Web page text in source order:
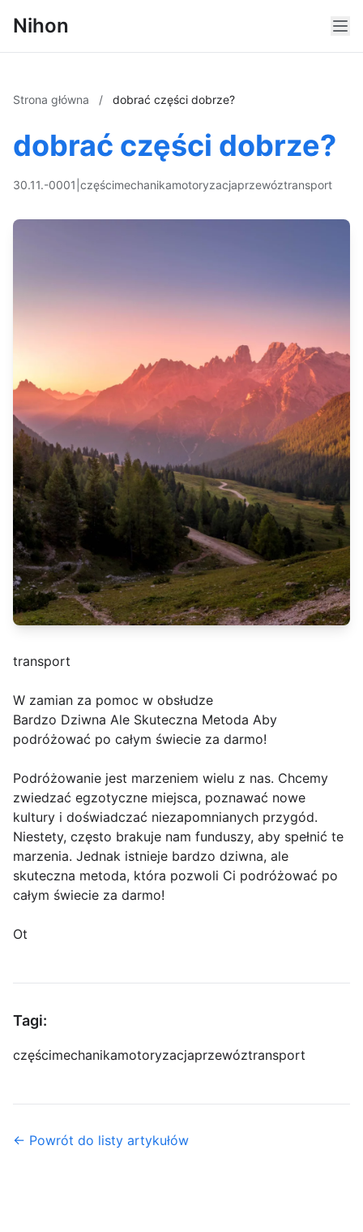
Nihon
Strona główna / dobrać części dobrze?
dobrać części dobrze?
30.11.-0001 częścimechanikamotoryzacjaprzewóztransport
transport
W zamian za pomoc w obsłudze
Bardzo Dziwna Ale Skuteczna Metoda Aby
podróżować po całym świecie za darmo!
Podróżowanie jest marzeniem wielu z nas. Chcemy
zwiedzać egzotyczne miejsca, poznawać nowe
kultury i doświadczać niezapomnianych przygód.
Niestety, często brakuje nam funduszy, aby spełnić te
marzenia. Jednak istnieje bardzo dziwna, ale
skuteczna metoda, która pozwoli Ci podróżować po
całym świecie za darmo!
Ot
Tagi:
częścimechanikamotoryzacjaprzewóztransport
← Powrót do listy artykułów